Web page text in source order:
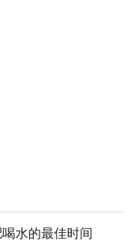
水的最佳时间